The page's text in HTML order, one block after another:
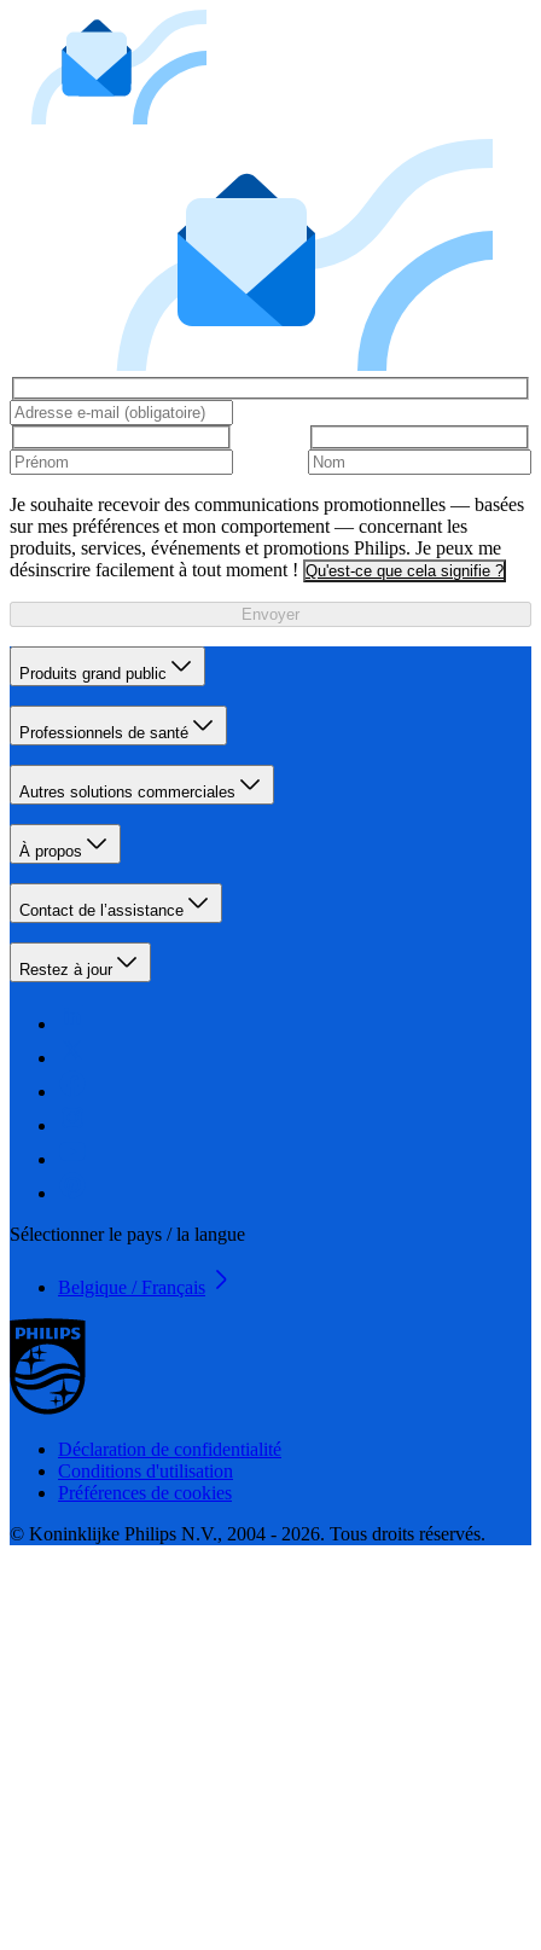
Je souhaite recevoir des communications promotionnelles — basées
sur mes préférences et mon comportement — concernant les
produits, services, événements et promotions Philips. Je peux me
désinscrire facilement à tout moment ! Qu'est-ce que cela signifie ?
Envoyer
Produits grand public
Professionnels de santé
Autres solutions commerciales
À propos
Contact de l’assistance
Restez à jour
Sélectionner le pays / la langue
Belgique / Français
Déclaration de confidentialité
Conditions d'utilisation
Préférences de cookies
© Koninklijke Philips N.V., 2004 - 2026. Tous droits réservés.